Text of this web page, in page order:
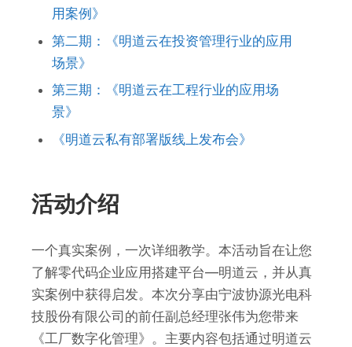
用案例》
第二期：《明道云在投资管理行业的应用
场景》
第三期：《明道云在工程行业的应用场
景》
《明道云私有部署版线上发布会》
活动介绍
一个真实案例，一次详细教学。本活动旨在让您
了解零代码企业应用搭建平台—明道云，并从真
实案例中获得启发。本次分享由宁波协源光电科
技股份有限公司 的前任副总经理张伟为您带来
《工厂数字化管理》。主要内容包括通过明道云